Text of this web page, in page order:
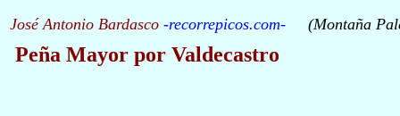
José Antonio Bardasco -recorrepicos.com- (Montaña
Peña Mayor por Valdecastro